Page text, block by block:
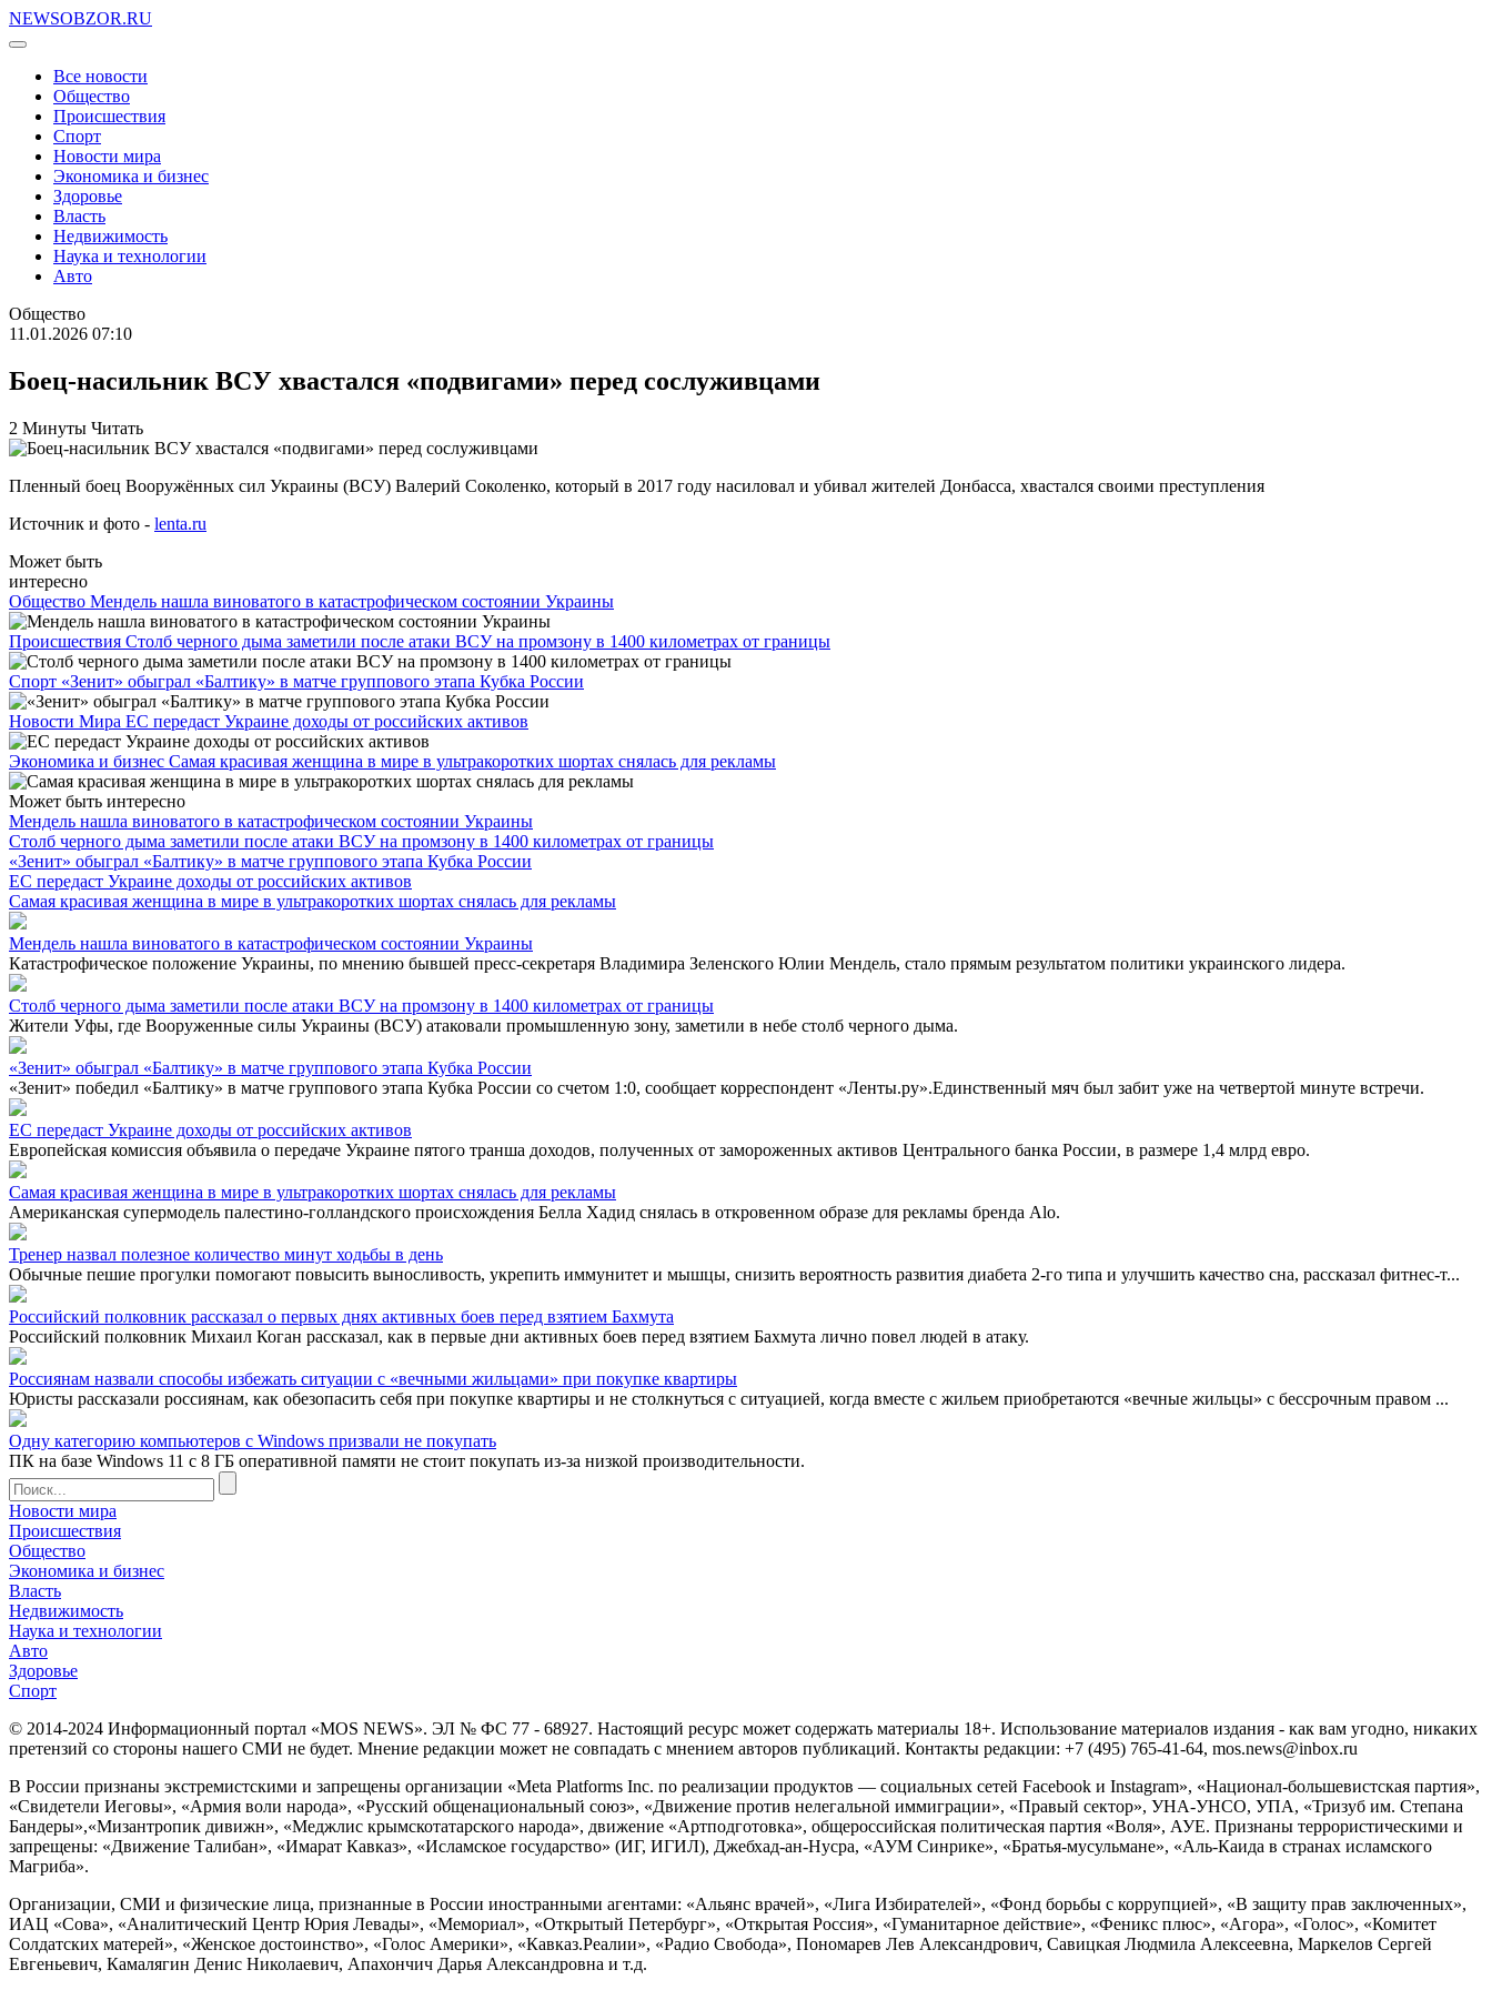
NEWSOBZOR.RU
Все новости
Общество
Происшествия
Спорт
Новости мира
Экономика и бизнес
Здоровье
Власть
Недвижимость
Наука и технологии
Авто
Общество
11.01.2026 07:10
Боец-насильник ВСУ хвастался «подвигами» перед сослуживцами
2 Минуты Читать
Пленный боец Вооружённых сил Украины (ВСУ) Валерий Соколенко, который в 2017 году насиловал и убивал жителей Донбасса, хвастался своими преступления
Источник и фото - lenta.ru
Может быть
интересно
Общество Мендель нашла виноватого в катастрофическом состоянии Украины
Происшествия Столб черного дыма заметили после атаки ВСУ на промзону в 1400 километрах от границы
Спорт «Зенит» обыграл «Балтику» в матче группового этапа Кубка России
Новости Мира ЕС передаст Украине доходы от российских активов
Экономика и бизнес Самая красивая женщина в мире в ультракоротких шортах снялась для рекламы
Может быть интересно
Мендель нашла виноватого в катастрофическом состоянии Украины
Столб черного дыма заметили после атаки ВСУ на промзону в 1400 километрах от границы
«Зенит» обыграл «Балтику» в матче группового этапа Кубка России
ЕС передаст Украине доходы от российских активов
Самая красивая женщина в мире в ультракоротких шортах снялась для рекламы
Мендель нашла виноватого в катастрофическом состоянии Украины
Катастрофическое положение Украины, по мнению бывшей пресс-секретаря Владимира Зеленского Юлии Мендель, стало прямым результатом политики украинского лидера.
Столб черного дыма заметили после атаки ВСУ на промзону в 1400 километрах от границы
Жители Уфы, где Вооруженные силы Украины (ВСУ) атаковали промышленную зону, заметили в небе столб черного дыма.
«Зенит» обыграл «Балтику» в матче группового этапа Кубка России
«Зенит» победил «Балтику» в матче группового этапа Кубка России со счетом 1:0, сообщает корреспондент «Ленты.ру».Единственный мяч был забит уже на четвертой минуте встречи.
ЕС передаст Украине доходы от российских активов
Европейская комиссия объявила о передаче Украине пятого транша доходов, полученных от замороженных активов Центрального банка России, в размере 1,4 млрд евро.
Самая красивая женщина в мире в ультракоротких шортах снялась для рекламы
Американская супермодель палестино-голландского происхождения Белла Хадид снялась в откровенном образе для рекламы бренда Alo.
Тренер назвал полезное количество минут ходьбы в день
Обычные пешие прогулки помогают повысить выносливость, укрепить иммунитет и мышцы, снизить вероятность развития диабета 2-го типа и улучшить качество сна, рассказал фитнес-т...
Российский полковник рассказал о первых днях активных боев перед взятием Бахмута
Российский полковник Михаил Коган рассказал, как в первые дни активных боев перед взятием Бахмута лично повел людей в атаку.
Россиянам назвали способы избежать ситуации с «вечными жильцами» при покупке квартиры
Юристы рассказали россиянам, как обезопасить себя при покупке квартиры и не столкнуться с ситуацией, когда вместе с жильем приобретаются «вечные жильцы» с бессрочным правом ...
Одну категорию компьютеров с Windows призвали не покупать
ПК на базе Windows 11 с 8 ГБ оперативной памяти не стоит покупать из-за низкой производительности.
Новости мира
Происшествия
Общество
Экономика и бизнес
Власть
Недвижимость
Наука и технологии
Авто
Здоровье
Спорт
© 2014-2024 Информационный портал «MOS NEWS». ЭЛ № ФС 77 - 68927. Настоящий ресурс может содержать материалы 18+. Использование материалов издания - как вам угодно, никаких
претензий со стороны нашего СМИ не будет. Мнение редакции может не совпадать с мнением авторов публикаций. Контакты редакции: +7 (495) 765-41-64, mos.news@inbox.ru
В России признаны экстремистскими и запрещены организации «Meta Platforms Inc. по реализации продуктов — социальных сетей Facebook и Instagram», «Национал-большевистская партия»,
«Свидетели Иеговы», «Армия воли народа», «Русский общенациональный союз», «Движение против нелегальной иммиграции», «Правый сектор», УНА-УНСО, УПА, «Тризуб им. Степана
Бандеры»,«Мизантропик дивижн», «Меджлис крымскотатарского народа», движение «Артподготовка», общероссийская политическая партия «Воля», АУЕ. Признаны террористическими и
запрещены: «Движение Талибан», «Имарат Кавказ», «Исламское государство» (ИГ, ИГИЛ), Джебхад-ан-Нусра, «АУМ Синрике», «Братья-мусульмане», «Аль-Каида в странах исламского
Магриба».
Организации, СМИ и физические лица, признанные в России иностранными агентами: «Альянс врачей», «Лига Избирателей», «Фонд борьбы с коррупцией», «В защиту прав заключенных»,
ИАЦ «Сова», «Аналитический Центр Юрия Левады», «Мемориал», «Открытый Петербург», «Открытая Россия», «Гуманитарное действие», «Феникс плюс», «Агора», «Голос», «Комитет
Солдатских матерей», «Женское достоинство», «Голос Америки», «Кавказ.Реалии», «Радио Свобода», Пономарев Лев Александрович, Савицкая Людмила Алексеевна, Маркелов Сергей
Евгеньевич, Камалягин Денис Николаевич, Апахончич Дарья Александровна и т.д.